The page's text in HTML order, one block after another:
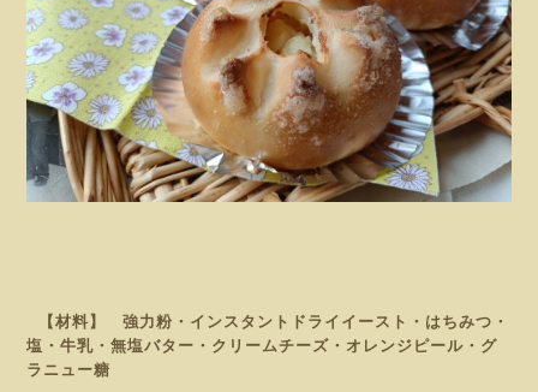
【材料】 強力粉・インスタントドライイースト・はちみつ・
塩・牛乳・無塩バター・クリームチーズ・オレンジピール・グ
ラニュー糖